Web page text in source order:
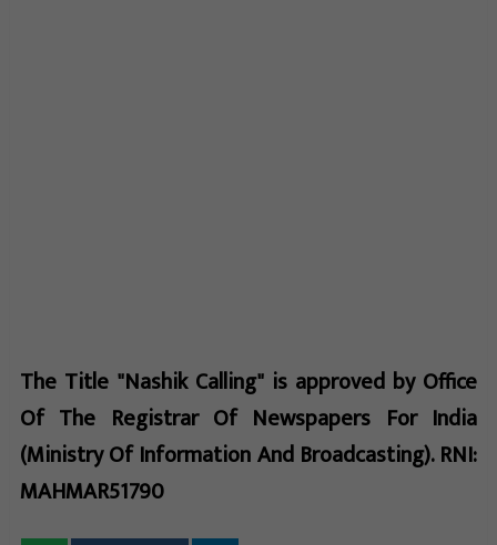
The Title "Nashik Calling" is approved by Office
Of The Registrar Of Newspapers For India
(Ministry Of Information And Broadcasting). RNI:
MAHMAR51790